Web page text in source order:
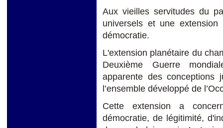
Aux vieilles servitudes du
universels et une
démocratie.
L'extension planétaire du
Deuxième Guerre
apparente des conceptions
l’ensemble développé de
Cette extension a
démocratie, de légitimité,